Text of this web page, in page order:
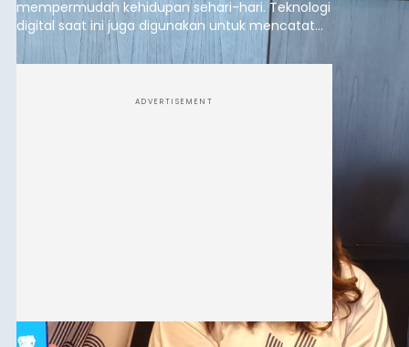
mempermudah kehidupan sehari-hari. Teknologi
digital saat ini juga digunakan untuk mencatat
dan mengelola data base alumni dari suatu
sekolah, salah satunya adalah alumni SMA 1
ADVERTISEMENT